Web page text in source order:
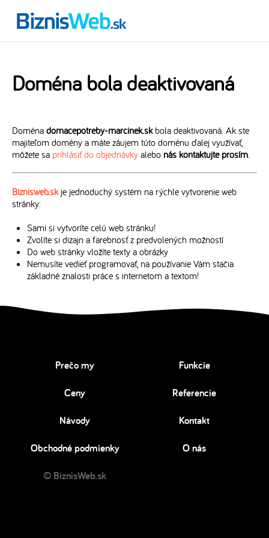
Doména bola deaktivovaná
Doména domacepotreby-marcinek.skbola deaktivovaná. Ak ste
majiteľom domény a máte záujem túto doménu ďalej využívať,
môžete sa prihlásiť do objednávky alebo nás kontaktujte prosím.
Biznisweb.skje jednoduchý systém na rýchle vytvorenie web
stránky:
Sami si vytvoríte celú web stránku!
Zvolíte si dizajn a farebnosť z predvolených možností
Do web stránky vložíte texty a obrázky
Nemusíte vedieť programovať, na používanie Vám stačia
základné znalosti práce s internetom a textom!
Prečo my Funkcie
Ceny Referencie
Návody Kontakt
Obchodné podmienky O nás
© BiznisWeb.sk